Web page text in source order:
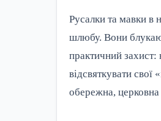
Русалки та мавки в
шлюбу. Вони
практичний захист:
відсвяткувати
обережна,